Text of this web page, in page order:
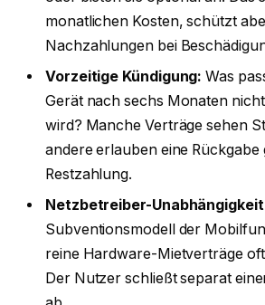
monatlichen Kosten, schützt
Nachzahlungen bei
Vorzeitige Kündigung: Was
Gerät nach sechs Monaten
wird? Manche Verträge sehen
andere erlauben eine Rückgabe
Restzahlung.
Netzbetreiber-
Subventionsmodell der
reine Hardware-Mietverträge
Der Nutzer schließt separat